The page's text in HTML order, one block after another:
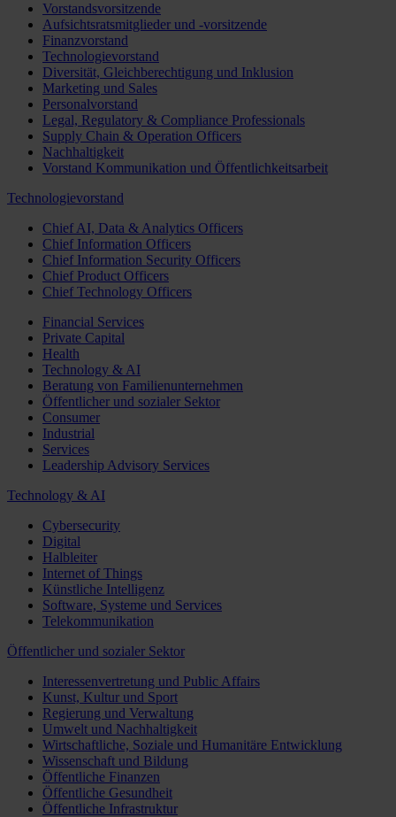
Vorstandsvorsitzende
Aufsichtsratsmitglieder und -vorsitzende
Finanzvorstand
Technologievorstand
Diversität, Gleichberechtigung und Inklusion
Marketing und Sales
Personalvorstand
Legal, Regulatory & Compliance Professionals
Supply Chain & Operation Officers
Nachhaltigkeit
Vorstand Kommunikation und Öffentlichkeitsarbeit
Technologievorstand
Chief AI, Data & Analytics Officers
Chief Information Officers
Chief Information Security Officers
Chief Product Officers
Chief Technology Officers
Financial Services
Private Capital
Health
Technology & AI
Beratung von Familienunternehmen
Öffentlicher und sozialer Sektor
Consumer
Industrial
Services
Leadership Advisory Services
Technology & AI
Cybersecurity
Digital
Halbleiter
Internet of Things
Künstliche Intelligenz
Software, Systeme und Services
Telekommunikation
Öffentlicher und sozialer Sektor
Interessenvertretung und Public Affairs
Kunst, Kultur und Sport
Regierung und Verwaltung
Umwelt und Nachhaltigkeit
Wirtschaftliche, Soziale und Humanitäre Entwicklung
Wissenschaft und Bildung
Öffentliche Finanzen
Öffentliche Gesundheit
Öffentliche Infrastruktur